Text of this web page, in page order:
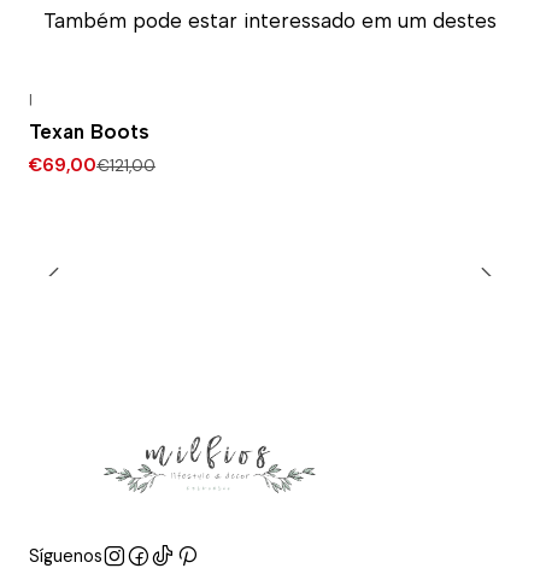
Também pode estar interessado em um destes
|
Texan Boots
€69,00€121,00
Síguenos